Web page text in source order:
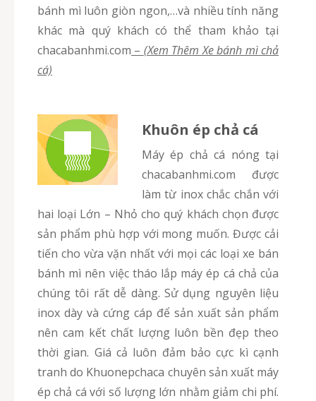
bánh mì luôn giòn ngon,…và nhiều tính năng
khác mà quý khách có thể tham khảo tại
chacabanhmi.com – (Xem Thêm Xe bánh mì chả
cá)
Khuôn ép chả cá
Máy ép chả cá nóng tại
chacabanhmi.com được
làm từ inox chắc chắn với
hai loại Lớn – Nhỏ cho quý khách chọn được
sản phẩm phù hợp với mong muốn. Được cải
tiến cho vừa vặn nhất với mọi các loại xe bán
bánh mì nên việc tháo lắp máy ép cá chả của
chúng tôi rất dễ dàng. Sử dụng nguyên liệu
inox dày và cứng cáp để sản xuất sản phẩm
nên cam kết chất lượng luôn bền đẹp theo
thời gian. Giá cả luôn đảm bảo cực kì cạnh
tranh do Khuonepchaca chuyên sản xuất máy
ép chả cá với số lượng lớn nhằm giảm chi phí.